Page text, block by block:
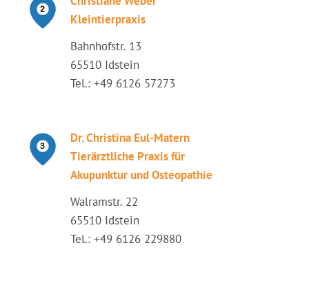
Kleintierpraxis
Bahnhofstr. 13
65510 Idstein
Tel.: +49 6126 57273
Dr. Christina Eul-Matern
Tierärztliche Praxis für
Akupunktur und Osteopathie
Walramstr. 22
65510 Idstein
Tel.: +49 6126 229880